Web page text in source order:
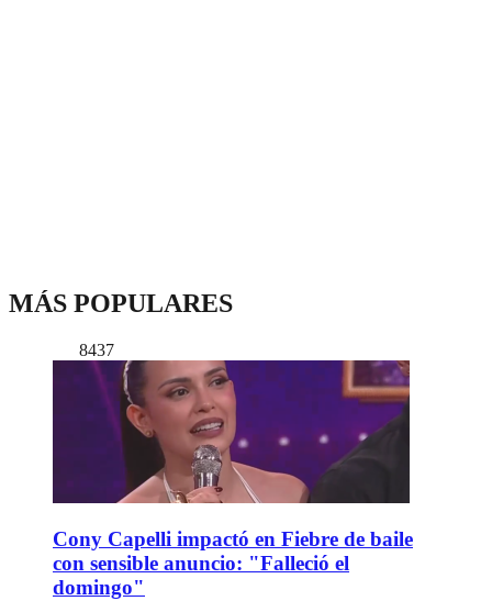
MÁS POPULARES
8437
Cony Capelli impactó en Fiebre de baile
con sensible anuncio: "Falleció el
domingo"